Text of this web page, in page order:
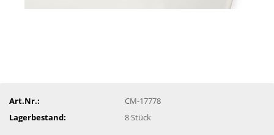
Art.Nr.:
CM-17778
Lagerbestand:
8 Stück